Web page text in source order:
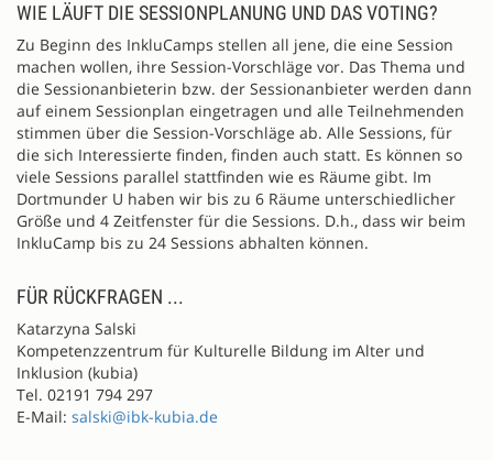
WIE LÄUFT DIE SESSIONPLANUNG UND DAS VOTING?
Zu Beginn des InkluCamps stellen all jene, die eine Session
machen wollen, ihre Session-Vorschläge vor. Das Thema und
die Sessionanbieterin bzw. der Sessionanbieter werden dann
auf einem Sessionplan eingetragen und alle Teilnehmenden
stimmen über die Session-Vorschläge ab. Alle Sessions, für
die sich Interessierte finden, finden auch statt. Es können so
viele Sessions parallel stattfinden wie es Räume gibt. Im
Dortmunder U haben wir bis zu 6 Räume unterschiedlicher
Größe und 4 Zeitfenster für die Sessions. D.h., dass wir beim
InkluCamp bis zu 24 Sessions abhalten können.
FÜR RÜCKFRAGEN ...
Katarzyna Salski
Kompetenzzentrum für Kulturelle Bildung im Alter und
Inklusion (kubia)
Tel. 02191 794 297
E-Mail: salski@ibk-kubia.de